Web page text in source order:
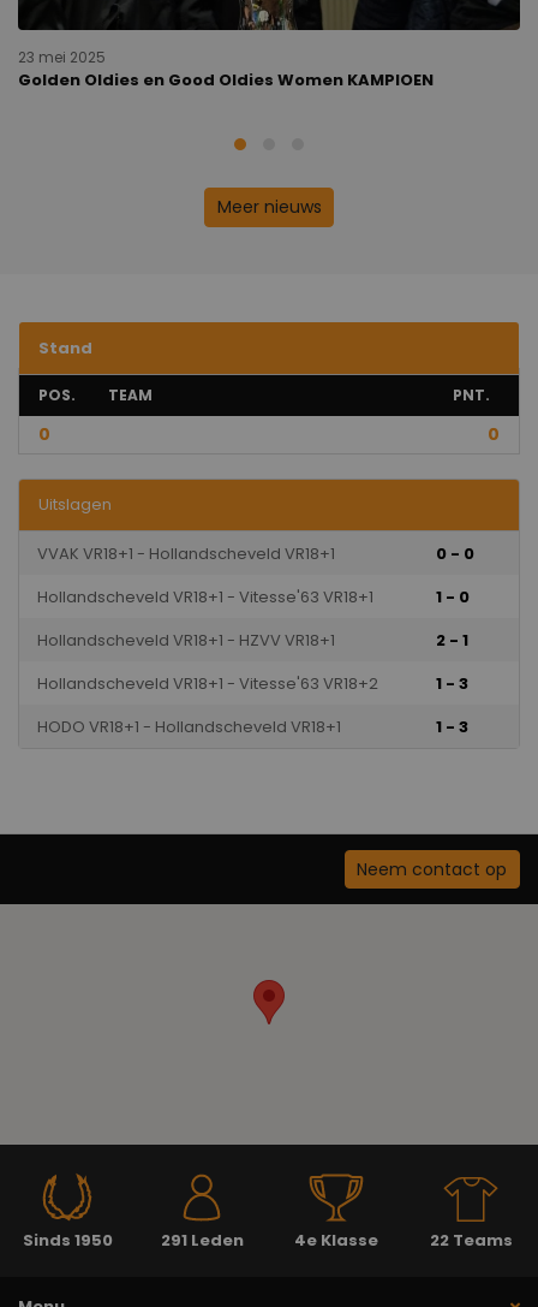
23 mei 2025
Golden Oldies en Good Oldies Women KAMPIOEN
Meer nieuws
Stand
POS. TEAM PNT.
0 0
Uitslagen
VVAK VR18+1 - Hollandscheveld VR18+1
0 - 0
Hollandscheveld VR18+1 - Vitesse'63 VR18+1
1 - 0
Hollandscheveld VR18+1 - HZVV VR18+1
2 - 1
Hollandscheveld VR18+1 - Vitesse'63 VR18+2
1 - 3
HODO VR18+1 - Hollandscheveld VR18+1
1 - 3
Neem contact op
Sinds 1950 291 Leden 4e Klasse 22 Teams